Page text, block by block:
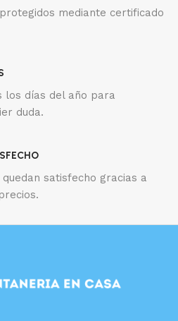
mediante certificado
los días del año para
duda.
satisfecho gracias a